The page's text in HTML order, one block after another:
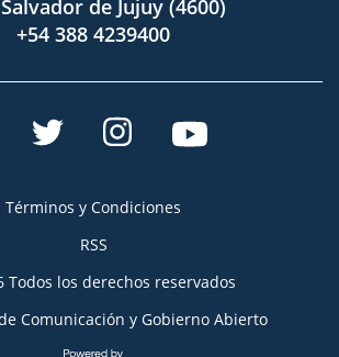
de Jujuy (4600)
+54 388 4239400
Términos y Condiciones
RSS
Todos los derechos reservados
Comunicación y Gobierno Abierto